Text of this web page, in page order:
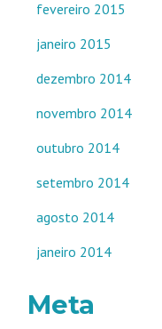
fevereiro 2015
janeiro 2015
dezembro 2014
novembro 2014
outubro 2014
setembro 2014
agosto 2014
janeiro 2014
Meta